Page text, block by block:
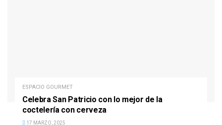
ESPACIO GOURMET
Celebra San Patricio con lo mejor de la
coctelería con cerveza
17 MARZO, 2025